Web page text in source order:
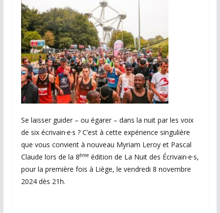
Se laisser guider – ou égarer – dans la nuit par les voix
de six écrivain·e·s ? C’est à cette expérience singulière
que vous convient à nouveau Myriam Leroy et Pascal
Claude lors de la 8èmeédition de La Nuit des Écrivain·e·s,
pour la première fois à Liège, le vendredi 8 novembre
2024 dès 21h.